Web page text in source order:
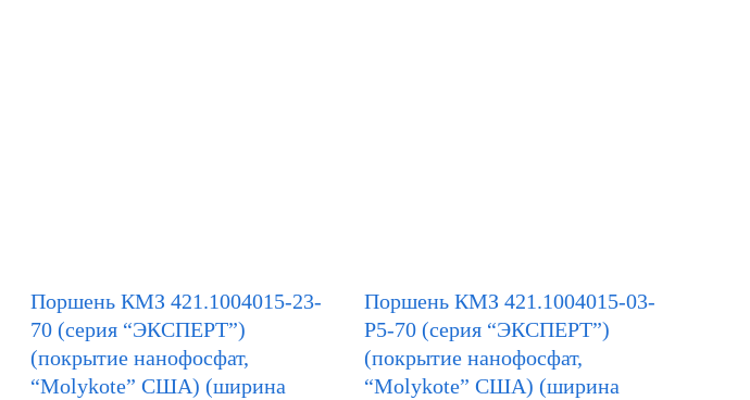
Поршень КМЗ 421.1004015-23-
70 (серия “ЭКСПЕРТ”)
(покрытие нанофосфат,
“Molykote” США) (ширина
Поршень КМЗ 421.1004015-03-
Р5-70 (серия “ЭКСПЕРТ”)
(покрытие нанофосфат,
“Molykote” США) (ширина